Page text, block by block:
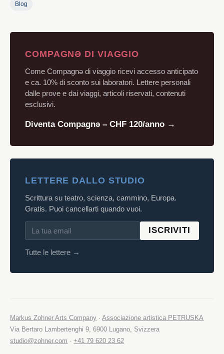
Blog
COMPAGNƏ DI VIAGGIO
Come Compagnə di viaggio ricevi accesso anticipato
e ca. 10% di sconto sui laboratori. Lettere personali
dalle prove e dai viaggi, articoli riservati, contenuti
esclusivi.
Diventa Compagnə – CHF 120/anno →
LETTERE DALLO STUDIO
Scrittura su teatro, scienza, cammino, Europa.
Gratis. Puoi cancellarti quando vuoi.
ISCRIVITI
Tutte le lettere →
Markus Zohner Arts Company ·Associazione artistica PETRUSKA
Via Bertaro Lambertenghi 9, 6900 Lugano, Svizzera
studio@zohner.com ·+41 79 620 23 62